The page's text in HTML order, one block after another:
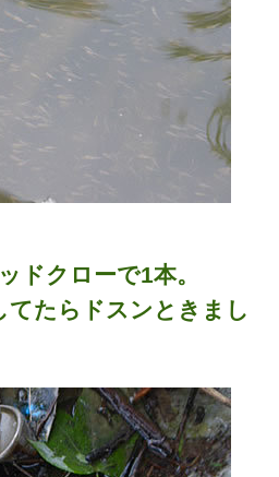
ドクローで1本。
たらドスンときまし